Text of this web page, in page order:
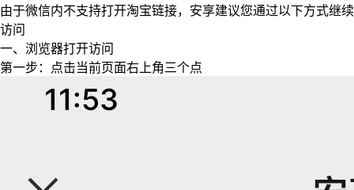
由于微信内不支持打开淘宝链接，安享建议您通过以下方式继续
访问
一、浏览器打开访问
第一步：点击当前页面右上角三个点